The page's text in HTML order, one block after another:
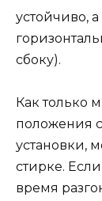
устойчиво,
сбоку).
Как только
положения
установки,
стирке.
время